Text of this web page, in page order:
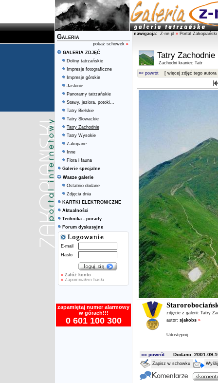
Galeria
pokaż schowek »
GALERIA ZDJĘĆ
Doliny tatrzańskie
Impresje fotograficzne
Impresje górskie
Jaskinie
Panoramy tatrzańskie
Stawy, jeziora, potoki...
Tatry Bielskie
Tatry Słowackie
Tatry Zachodnie
Tatry Wysokie
Zakopane
Inne
Flora i fauna
Galerie specjalne
Wasze galerie
Ostatnio dodane
Zdjęcia dnia
KARTKI ELEKTRONICZNE
Aktualności
Technika - porady
Forum dyskusyjne
E-mail
Hasło
» Załóż konto
» Zapomniałem hasła
zapamiętaj numer alarmowy
w górach!!!
0 601 100 300
nawigacja: Z-ne.pl » Portal Zakopiański
Tatry Zachodnie
Zachodni kraniec Tatr
«« powrót [ więcej zdjęć tego autora
zdjęcie z galerii: Tatry
autor: sjakobs »
Udostępnij
«« powrótDodano: 2001-09-
Zapisz w schowku